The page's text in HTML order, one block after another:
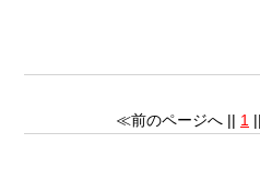
≪前のページへ || 1